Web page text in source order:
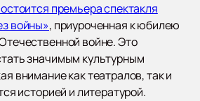
премьера спектакля
войны», приуроченная к юбилею
войне. Это
значимым культурным
внимание как театралов, так и
историей и литературой.